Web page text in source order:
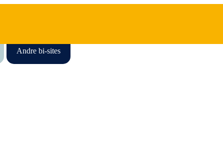
Andre bi-sites